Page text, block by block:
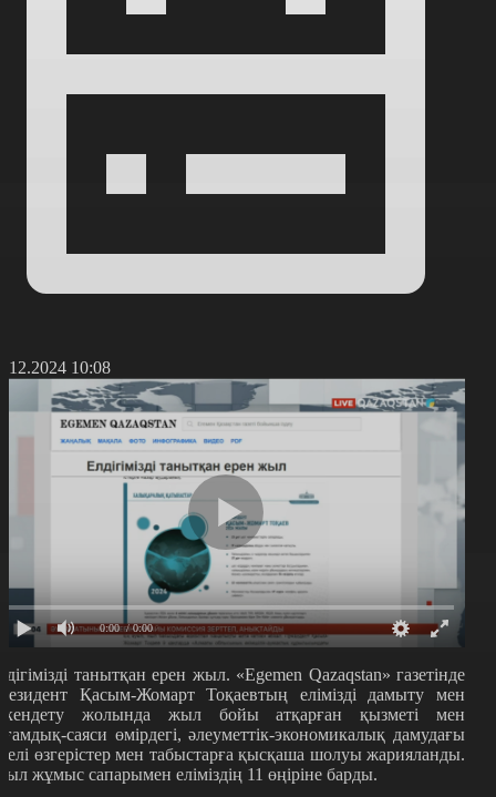
10:08
0:00 / 0:00
танытқан ерен жыл. «Egemen Qazaqstan» газетінде
Қасым-Жомарт Тоқаевтың елімізді дамыту мен
жолында жыл бойы атқарған қызметі мен
саяси өмірдегі, әлеуметтік-экономикалық дамудағы
өзгерістер мен табыстарға қысқаша шолуы жарияланды.
жұмыс сапарымен еліміздің 11 өңіріне барды.